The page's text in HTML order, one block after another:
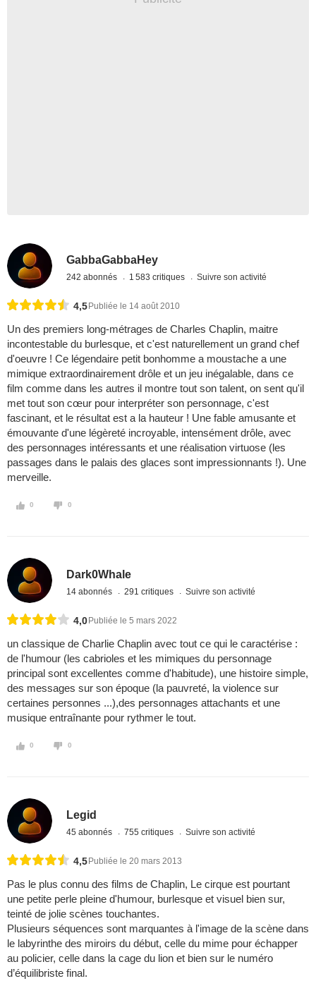
GabbaGabbaHey
242 abonnés 1 583 critiques Suivre son activité
4,5 Publiée le 14 août 2010
Un des premiers long-métrages de Charles Chaplin, maitre
incontestable du burlesque, et c'est naturellement un grand chef
d'oeuvre ! Ce légendaire petit bonhomme a moustache a une
mimique extraordinairement drôle et un jeu inégalable, dans ce
film comme dans les autres il montre tout son talent, on sent qu'il
met tout son cœur pour interpréter son personnage, c'est
fascinant, et le résultat est a la hauteur ! Une fable amusante et
émouvante d'une légèreté incroyable, intensément drôle, avec
des personnages intéressants et une réalisation virtuose (les
passages dans le palais des glaces sont impressionnants !). Une
merveille.
0 0
Dark0Whale
14 abonnés 291 critiques Suivre son activité
4,0 Publiée le 5 mars 2022
un classique de Charlie Chaplin avec tout ce qui le caractérise :
de l'humour (les cabrioles et les mimiques du personnage
principal sont excellentes comme d'habitude), une histoire simple,
des messages sur son époque (la pauvreté, la violence sur
certaines personnes ...),des personnages attachants et une
musique entraînante pour rythmer le tout.
0 0
Legid
45 abonnés 755 critiques Suivre son activité
4,5 Publiée le 20 mars 2013
Pas le plus connu des films de Chaplin, Le cirque est pourtant
une petite perle pleine d'humour, burlesque et visuel bien sur,
teinté de jolie scènes touchantes.
Plusieurs séquences sont marquantes à l'image de la scène dans
le labyrinthe des miroirs du début, celle du mime pour échapper
au policier, celle dans la cage du lion et bien sur le numéro
d’équilibriste final.